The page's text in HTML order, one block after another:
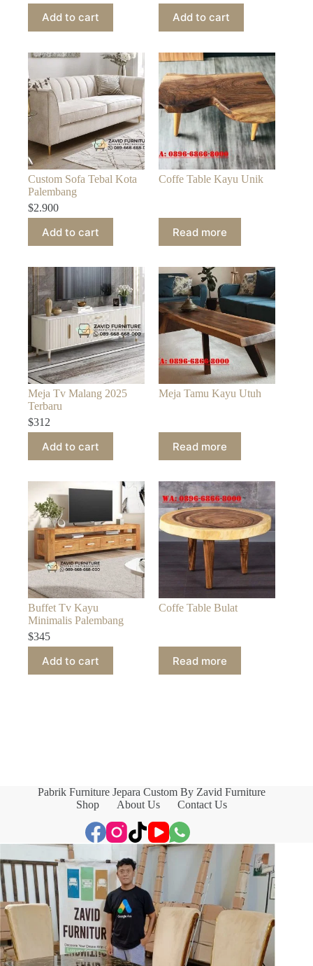
Add to cart Add to cart
Custom Sofa Tebal Kota
Palembang
$2.900
Add to cart
Coffe Table Kayu Unik
Read more
Meja Tv Malang 2025
Terbaru
$312
Add to cart
Meja Tamu Kayu Utuh
Read more
Buffet Tv Kayu
Minimalis Palembang
$345
Add to cart
Coffe Table Bulat
Read more
Pabrik Furniture Jepara Custom By Zavid Furniture
Shop
About Us Contact Us